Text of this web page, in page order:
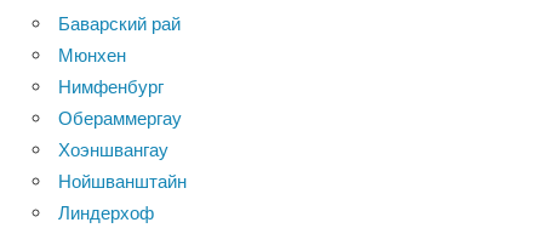
Баварский рай
Мюнхен
Нимфенбург
Обераммергау
Хоэншвангау
Нойшванштайн
Линдерхоф